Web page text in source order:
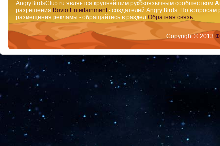
AngryBirdsClub.ru является крупнейшим русскоязычным сообществом
разрешения Rovio Entertainment- создателей Angry Birds. По вопросам
размещения рекламы - обращайтесь в раздел Обратная связь
Copyright © 2013